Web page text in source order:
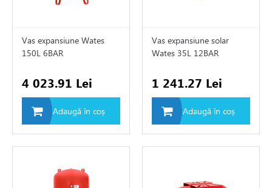
Vas expansiune Wates
150L 6BAR
4 023.91 Lei
Adaugă în coș
Vas expansiune solar
Wates 35L 12BAR
1 241.27 Lei
Adaugă în coș